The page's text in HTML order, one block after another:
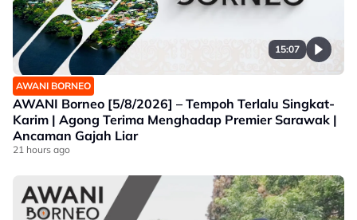
15:07
AWANI BORNEO
AWANI Borneo [5/8/2026] – Tempoh Terlalu Singkat-
Karim | Agong Terima Menghadap Premier Sarawak |
Ancaman Gajah Liar
21 hours ago